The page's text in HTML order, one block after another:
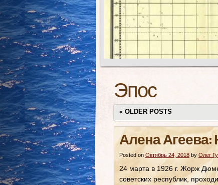
Эпос
« OLDER POSTS
Алена Агеева:
Posted on Октябрь 24, 2018 by Олег
24 марта в 1926 г. Жорж
советских республик,